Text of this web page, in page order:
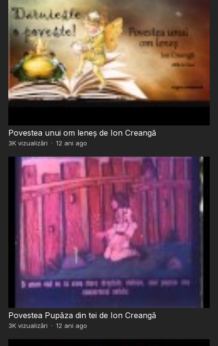
Povestea unui om leneș de Ion Creangă
3Kvizualizări · 12 ani ago
Povestea Pupăza din tei de Ion Creangă
3Kvizualizări · 12 ani ago